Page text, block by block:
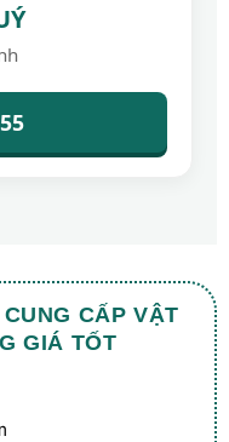
CẤP VẬT
GIÁ TỐT